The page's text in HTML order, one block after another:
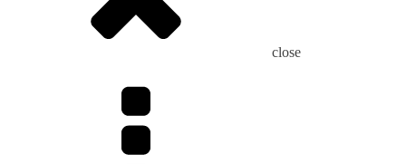
close